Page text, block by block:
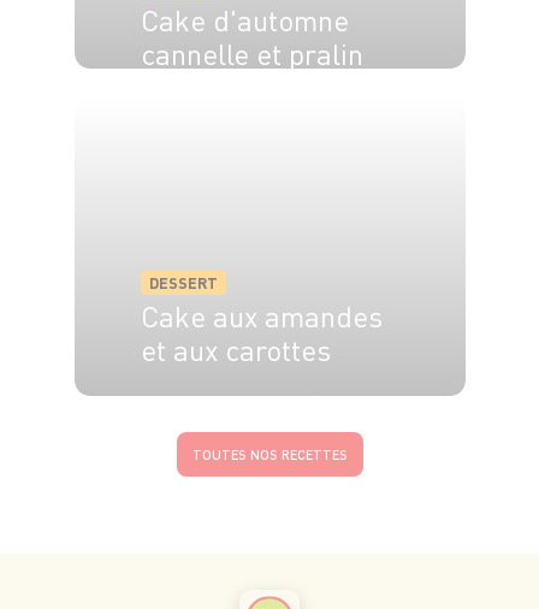
Cake d'automne
cannelle et pralin
DESSERT
Cake aux amandes
et aux carottes
TOUTES NOS RECETTES